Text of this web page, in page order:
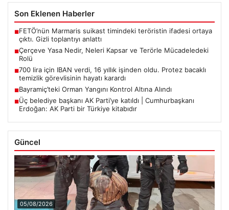
Son Eklenen Haberler
■FETÖ’nün Marmaris suikast timindeki teröristin ifadesi ortaya
çıktı. Gizli toplantıyı anlattı
■Çerçeve Yasa Nedir, Neleri Kapsar ve Terörle Mücadeledeki
Rolü
■700 lira için IBAN verdi, 16 yıllık işinden oldu. Protez bacaklı
temizlik görevlisinin hayatı karardı
■Bayramiç’teki Orman Yangını Kontrol Altına Alındı
■Üç belediye başkanı AK Parti’ye katıldı | Cumhurbaşkanı
Erdoğan: AK Parti bir Türkiye kitabıdır
Güncel
05/08/2026